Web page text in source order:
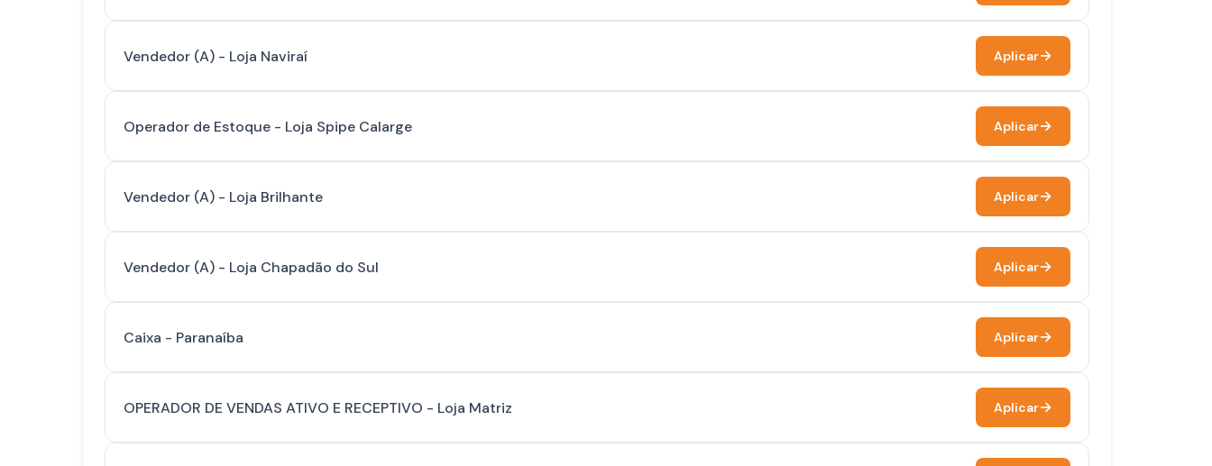
Vendedor (A) - Loja Naviraí Aplicar
Operador de Estoque - Loja Spipe Calarge Aplicar
Vendedor (A) - Loja Brilhante Aplicar
Vendedor (A) - Loja Chapadão do Sul Aplicar
Caixa - Paranaíba Aplicar
OPERADOR DE VENDAS ATIVO E RECEPTIVO - Loja Matriz Aplicar